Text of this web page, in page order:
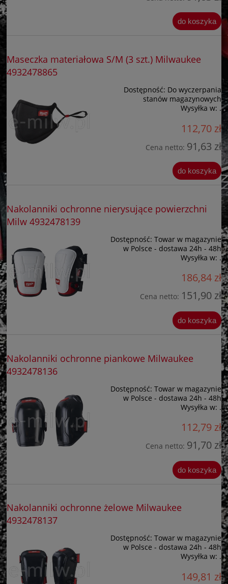
do koszyka
Maseczka materiałowa S/M (3 szt.) Milwaukee
4932478865
Dostępność: Do wyczerpania
stanów magazynowych
Wysyłka w: .
112,70 zł
Cena netto: 91,63 zł
do koszyka
Nakolanniki ochronne nierysujące powierzchni
Milw 4932478139
Dostępność: Towar w magazynie
w Polsce - dostawa 24h - 48h
Wysyłka w: .
186,84 zł
Cena netto: 151,90 zł
do koszyka
Nakolanniki ochronne piankowe Milwaukee
4932478136
Dostępność: Towar w magazynie
w Polsce - dostawa 24h - 48h
Wysyłka w: .
112,79 zł
Cena netto: 91,70 zł
do koszyka
Nakolanniki ochronne żelowe Milwaukee
4932478137
Dostępność: Towar w magazynie
w Polsce - dostawa 24h - 48h
Wysyłka w: .
149,81 zł